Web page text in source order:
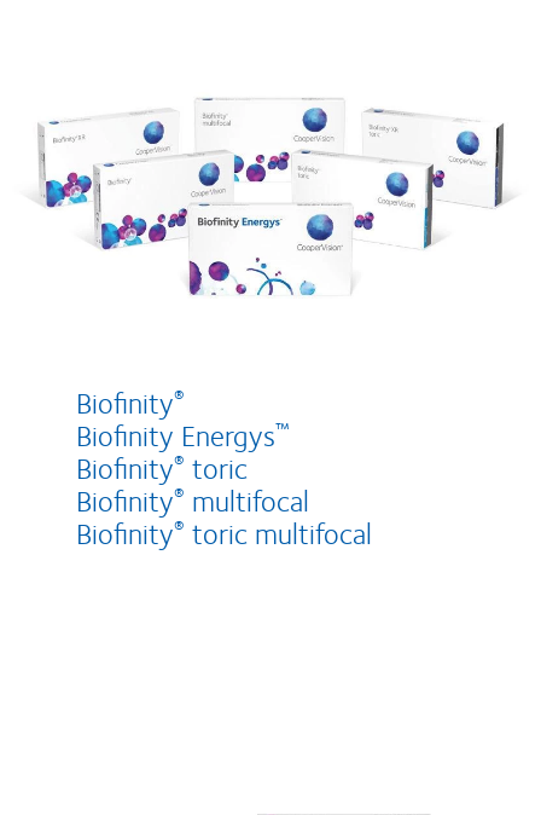
Biofinity®
Biofinity Energys™
Biofinity® toric
Biofinity® multifocal
Biofinity® toric multifocal